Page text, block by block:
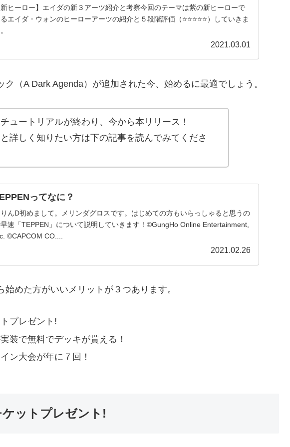
新ヒーロー】エイダの新３アーツ紹介と考察今回のテーマは紫の新ヒーローで
エイダ・ウォンのヒーローアーツの紹介と５段階評価（⭐️⭐️⭐️⭐️⭐️）していきま
2021.03.01
（A Dark Agenda）が追加された今、始めるに最適でしょう。
ュートリアルが終わり、今から本リリース！
詳しく知りたい方は下の記事を読んでみてくださ
ってなに？
んD初めまして。メリンダグロスです。はじめての方もいらっしゃると思うの
速「TEPPEN」について説明していきます！©GungHo Online Entertainment,
©CAPCOM CO....
2021.02.26
めた方がいいメリットが３つあります。
プレゼント!
装で無料でデッキが貰える！
ン大会が年に７回！
ットプレゼント!